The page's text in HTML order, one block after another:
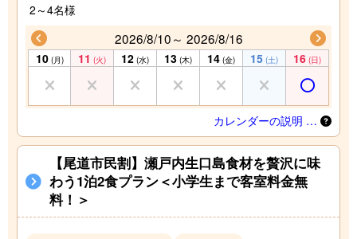
2～4名様
2026/8/10～ 2026/8/16
10 (月) 11 (火) 12 (水) 13 (木) 14 (金) 15 (土) 16 (日)
カレンダーの説明 …
【尾道市民割】瀬戸内生口島食材を贅沢に味
わう1泊2食プラン＜小学生まで客室料金無
料！＞